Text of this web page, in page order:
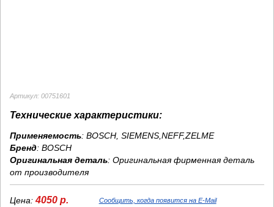
Артикул: 00751601
Технические характеристики:
Применяемость: BOSCH, SIEMENS,NEFF,ZELME
Бренд: BOSCH
Оригинальная деталь: Оригинальная фирменная деталь
от производителя
Цена:4050 р. Сообщить, когда появится на E-Mail